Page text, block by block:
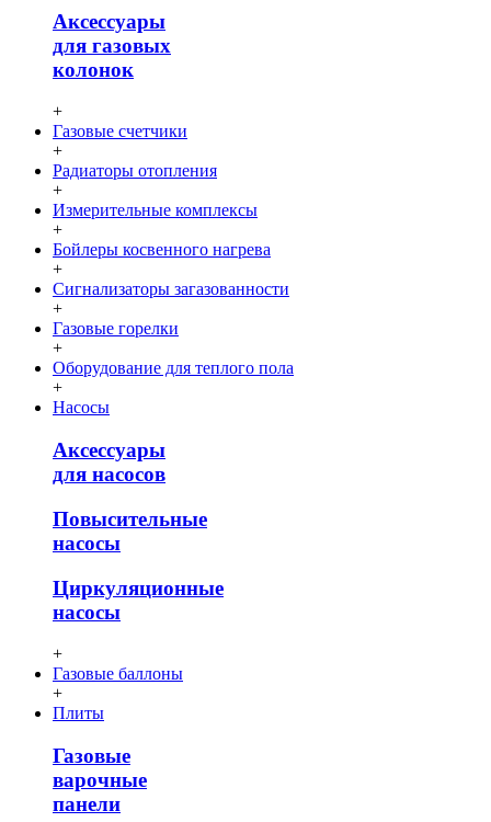
Аксессуары
для газовых
колонок
+
Газовые счетчики
+
Радиаторы отопления
+
Измерительные комплексы
+
Бойлеры косвенного нагрева
+
Сигнализаторы загазованности
+
Газовые горелки
+
Оборудование для теплого пола
+
Насосы
Аксессуары
для насосов
Повысительные
насосы
Циркуляционные
насосы
+
Газовые баллоны
+
Плиты
Газовые
варочные
панели